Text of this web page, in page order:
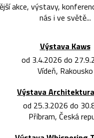
akce, výstavy,
nás i ve světě...
Výstava Kaws
od 3.4.2026 do
Vídeň, Rakousko
Výstava
od 25.3.2026 do
Příbram, Česká